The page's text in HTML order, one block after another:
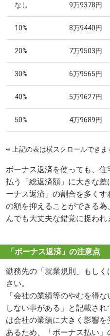
なし 9万9378円
10% 8万9440円
20% 7万9503円
30% 6万9565円
40% 5万9627円
50% 4万9689円
※ 上記の表は横スクロールできま
ボーナス返済を使っても、
払う「総返済額」に大きな
ーナス返済」の割合を多くす
の額を抑えることができる
んでも大丈夫な錯覚に捉われ
「ボーナス返済」の注意点
勤務先の「就業規則」もし
さい。
「会社の業績等のやむを得
しない事がある」と記載さ
は会社の業績に大きく影響
あるため、「ボーナス払い